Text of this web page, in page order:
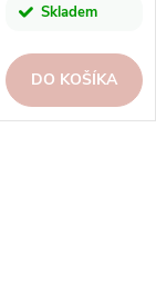
Skladem
DO KOŠÍKA